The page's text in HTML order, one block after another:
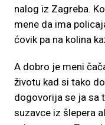
nalog iz Zagreba.
mene da ima
ćovik pa na kolina
A dobro je meni
životu kad si tako
dogovorija se ja sa
suzavce iz šlepera